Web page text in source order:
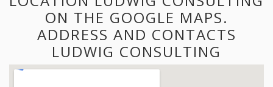
ON THE GOOGLE MAPS.
ADDRESS AND CONTACTS
LUDWIG CONSULTING